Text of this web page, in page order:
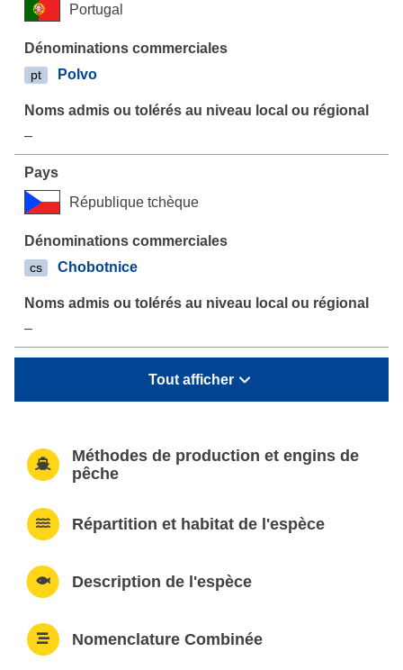
Portugal
pt Polvo
–
République tchèque
cs Chobotnice
–
Tout afficher
Méthodes de production et engins de
pêche
Répartition et habitat de l'espèce
Description de l'espèce
Nomenclature Combinée